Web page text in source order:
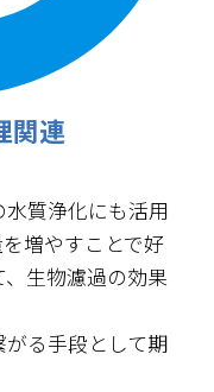
関連
質浄化にも活用
増やすことで好
生物濾過の効果
る手段として期